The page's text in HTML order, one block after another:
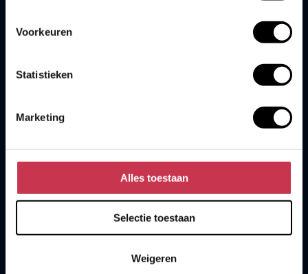
Voorkeuren
Statistieken
Marketing
Alles toestaan
Selectie toestaan
Weigeren
Contact
Postbus 283
2600 AG Delft
+31152780111